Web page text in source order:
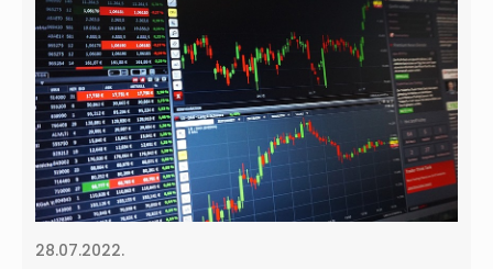
28.07.2022.